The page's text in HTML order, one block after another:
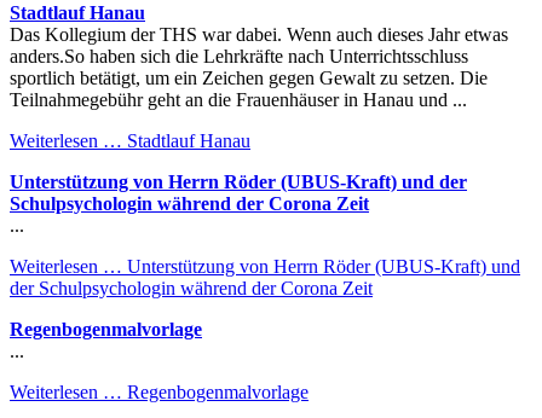
Stadtlauf Hanau
Das Kollegium der THS war dabei. Wenn auch dieses Jahr etwas
anders.So haben sich die Lehrkräfte nach Unterrichtsschluss
sportlich betätigt, um ein Zeichen gegen Gewalt zu setzen. Die
Teilnahmegebühr geht an die Frauenhäuser in Hanau und ...
Weiterlesen … Stadtlauf Hanau
Unterstützung von Herrn Röder (UBUS-Kraft) und der
Schulpsychologin während der Corona Zeit
...
Weiterlesen … Unterstützung von Herrn Röder (UBUS-Kraft) und
der Schulpsychologin während der Corona Zeit
Regenbogenmalvorlage
...
Weiterlesen … Regenbogenmalvorlage